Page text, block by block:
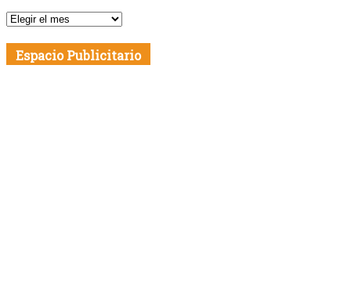
Publicaciones
Fecha
Espacio Publicitario